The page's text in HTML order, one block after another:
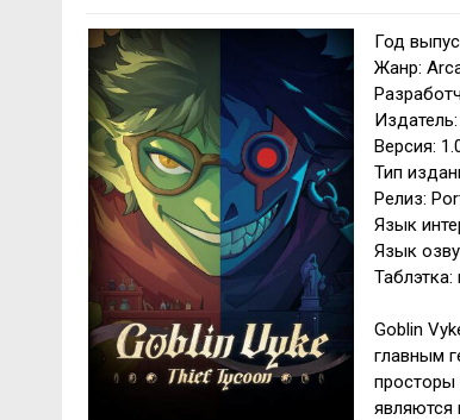
Год
Жанр:
Версия:
Тип
Релиз:
Язык
Язык
Таблэтка:
Goblin
главным
просторы
являются